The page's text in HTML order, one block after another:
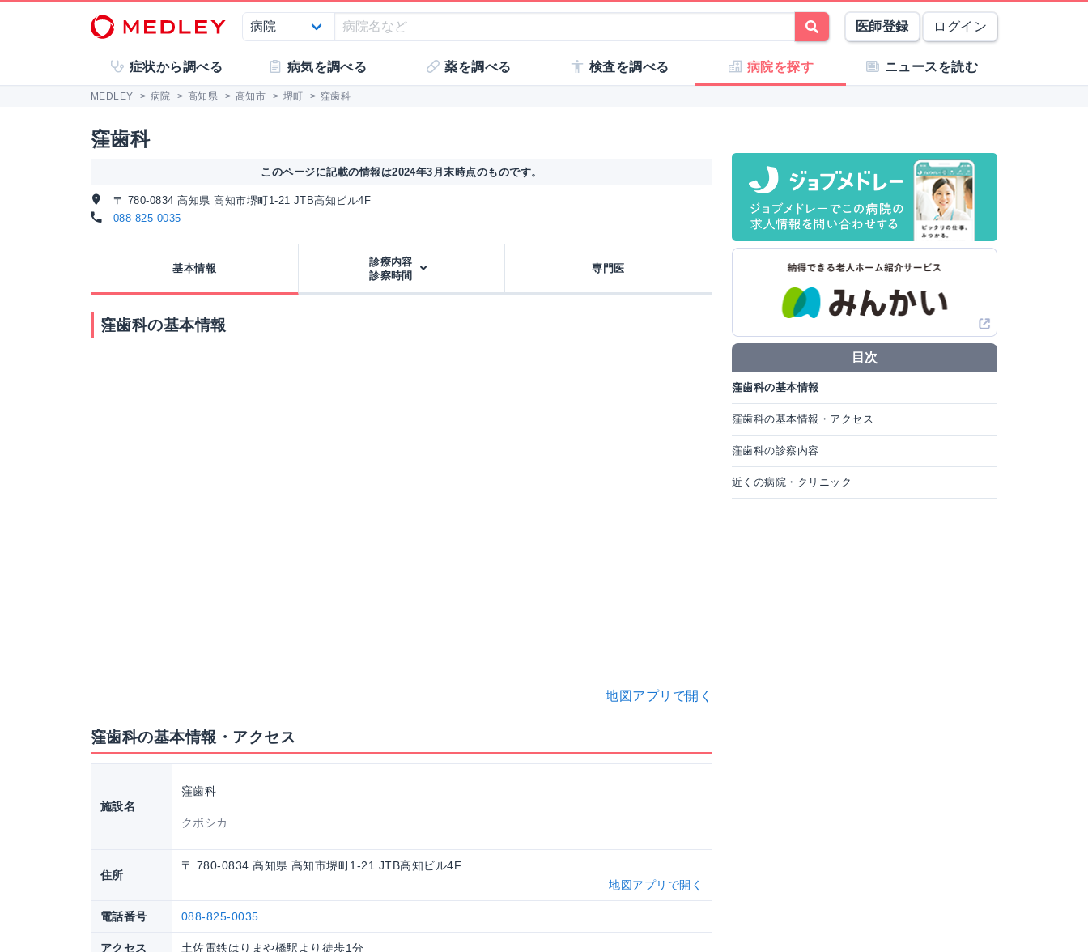
医師登録 ログイン
症状から調べる 病気を調べる 薬を調べる 検査を調べる 病院を探す ニュースを読む
MEDLEY > 病院 > 高知県 > 高知市 > 堺町 > 窪歯科
窪歯科
このページに記載の情報は2024年3月末時点のものです。
〒 780-0834 高知県 高知市堺町1-21 JTB高知ビル4F
088-825-0035
基本情報
診療内容
診察時間
専門医
窪歯科の基本情報
地図アプリで開く
窪歯科の基本情報・アクセス
施設名
窪歯科
クボシカ
住所
〒 780-0834 高知県 高知市堺町1-21 JTB高知ビル4F
地図アプリで開く
電話番号 088-825-0035
アクセス 土佐電鉄はりまや橋駅より徒歩1分
目次
窪歯科の基本情報
窪歯科の基本情報・アクセス
窪歯科の診察内容
近くの病院・クリニック